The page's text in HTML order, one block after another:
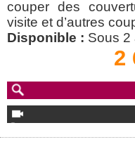
couper des
visite et d’autres
Disponible : Sous 2
2